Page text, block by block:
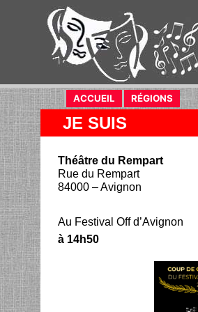
ACCUEIL RÉGIONS
JE SUIS
Théâtre du Rempart
Rue du Rempart
84000 – Avignon
Au Festival Off d’Avignon
à 14h50